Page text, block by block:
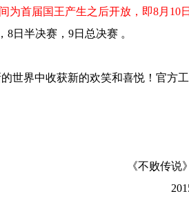
为首届国王产生之后开放，即8月10
日半决赛，9日总决赛 。
界中收获新的欢笑和喜悦！官方
《不败传说